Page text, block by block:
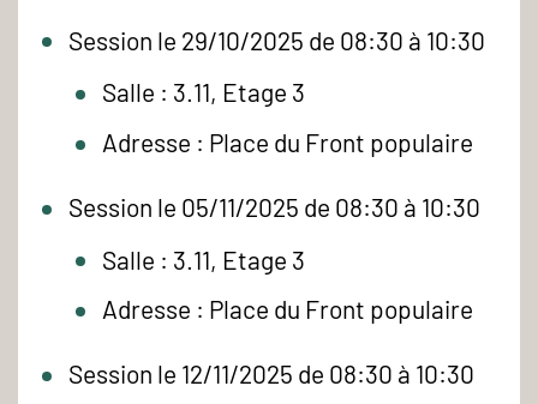
Session le 29/10/2025 de 08:30 à 10:30
Salle : 3.11, Etage 3
Adresse : Place du Front populaire
Session le 05/11/2025 de 08:30 à 10:30
Salle : 3.11, Etage 3
Adresse : Place du Front populaire
Session le 12/11/2025 de 08:30 à 10:30